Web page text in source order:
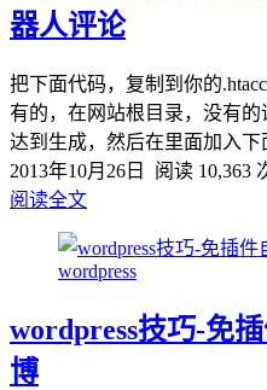
器人评论
把下面代码，复制到你的
有的，在网站根目录，没有
达到生成，然后在里面加入下
2013年10月26日
阅读 10,363
阅读全文
wordpress
wordpress技巧-免
博